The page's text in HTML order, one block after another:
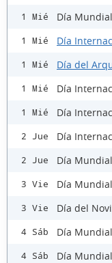
1 Mié Día
1 Mié Día
1 Mié Día del
1 Mié Día
1 Mié Día
2 Jue Día
2 Jue Día
3 Vie Día
3 Vie Día del
4 Sáb Día
4 Sáb Día